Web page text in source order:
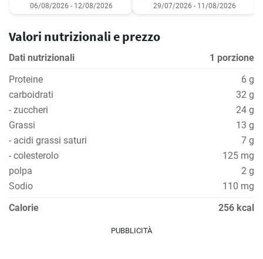
06/08/2026 - 12/08/2026 29/07/2026 - 11/08/2026
Valori nutrizionali e prezzo
Dati nutrizionali
1 porzione
Proteine
6 g
carboidrati
32 g
- zuccheri
24 g
Grassi
13 g
- acidi grassi saturi
7 g
- colesterolo
125 mg
polpa
2 g
Sodio
110 mg
Calorie
256 kcal
PUBBLICITÀ